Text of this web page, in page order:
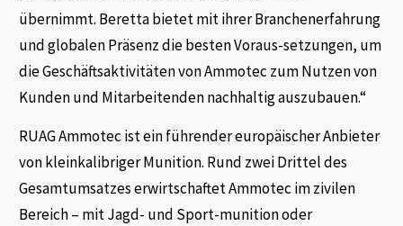
übernimmt. Beretta bietet mit ihrer Branchenerfahrung
und globalen Präsenz die besten Voraus-setzungen, um
die Geschäftsaktivitäten von Ammotec zum Nutzen von
Kunden und Mitarbeitenden nachhaltig auszubauen.“
RUAG Ammotec ist ein führender europäischer Anbieter
von kleinkalibriger Munition. Rund zwei Drittel des
Gesamtumsatzes erwirtschaftet Ammotec im zivilen
Bereich – mit Jagd- und Sport-munition oder